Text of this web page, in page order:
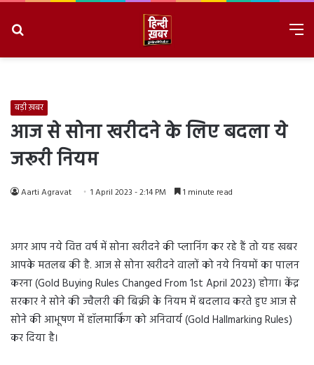
बड़ी ख़बर
आज से सोना खरीदने के लिए बदला ये
जरूरी नियम
Aarti Agravat 1 April 2023 - 2:14 PM 1 minute read
अगर आप नये वित्त वर्ष में सोना खरीदने की प्लानिंग कर रहे हैं तो यह खबर
आपके मतलब की है. आज से सोना खरीदने वालों को नये नियमों का पालन
करना (Gold Buying Rules Changed From 1st April 2023) होगा। केंद्र
सरकार ने सोने की ज्वैलरी की बिक्री के नियम में बदलाव करते हुए आज से
सोने की आभूषण में हॉलमार्किंग को अनिवार्य (Gold Hallmarking Rules)
कर दिया है।